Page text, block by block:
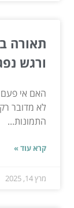
תאורה
ורגש
האם אי פעם
התמונות...
קרא עוד »
מרץ 14, 2025